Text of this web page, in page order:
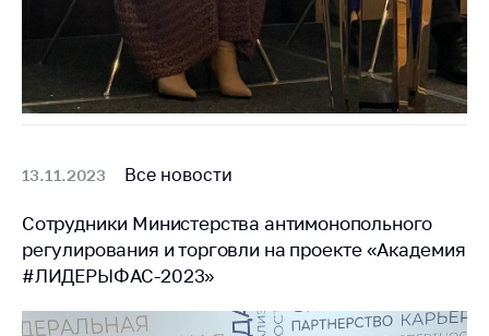
Биржевая торговля
Выставочная
деятельность в
Республике
Беларусь
персональных
Новости
Обратиться в МАРТ
13.11.2023 Все новости
Сотрудники Министерства антимонопольного
регулирования и торговли на проекте «Академия
#ЛИДЕРЫФАС-2023»